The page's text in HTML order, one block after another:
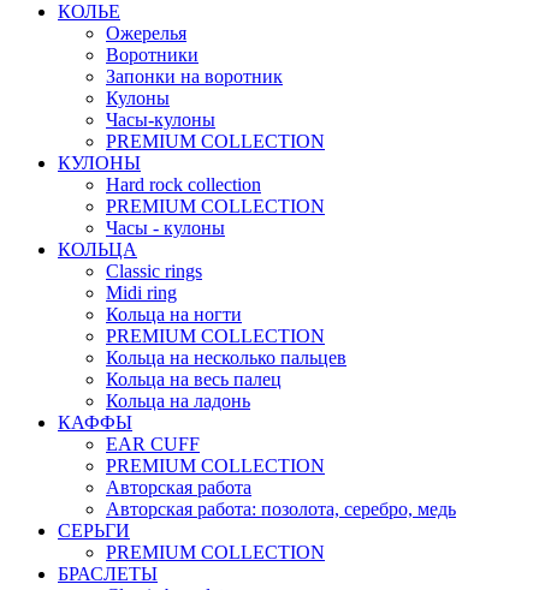
КОЛЬЕ
Ожерелья
Воротники
Запонки на воротник
Кулоны
Часы-кулоны
PREMIUM COLLECTION
КУЛОНЫ
Hard rock collection
PREMIUM COLLECTION
Часы - кулоны
КОЛЬЦА
Classic rings
Midi ring
Кольца на ногти
PREMIUM COLLECTION
Кольца на несколько пальцев
Кольца на весь палец
Кольца на ладонь
КАФФЫ
EAR CUFF
PREMIUM COLLECTION
Авторская работа
Авторская работа: позолота, серебро, медь
СЕРЬГИ
PREMIUM COLLECTION
БРАСЛЕТЫ